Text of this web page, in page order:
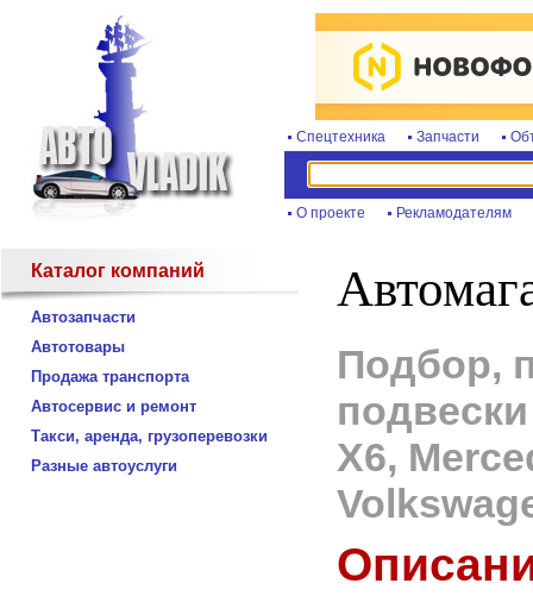
Спецтехника Запчасти
О проекте Рекламодателям
Каталог компаний
Автозапчасти
Автотовары
Продажа транспорта
Автосервис и ремонт
Такси, аренда, грузоперевозки
Разные автоуслуги
Подбор,
X6,